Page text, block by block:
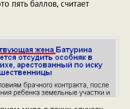
пять баллов, считает